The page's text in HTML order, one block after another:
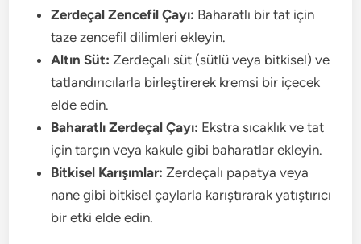
Zerdeçal Zencefil Çayı: Baharatlı bir tat için
taze zencefil dilimleri ekleyin.
Altın Süt: Zerdeçalı süt (sütlü veya bitkisel) ve
tatlandırıcılarla birleştirerek kremsi bir içecek
elde edin.
Baharatlı Zerdeçal Çayı: Ekstra sıcaklık ve tat
için tarçın veya kakule gibi baharatlar ekleyin.
Bitkisel Karışımlar: Zerdeçalı papatya veya
nane gibi bitkisel çaylarla karıştırarak yatıştırıcı
bir etki elde edin.